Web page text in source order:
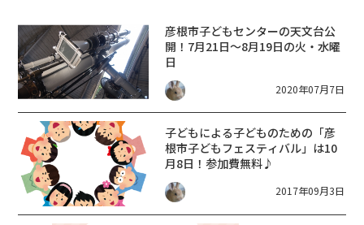
彦根市子どもセンターの天文台公
開！7月21日～8月19日の火・水曜
日
2020年07月7日
子どもによる子どものための「彦
根市子どもフェスティバル」は10
月8日！参加費無料♪
2017年09月3日